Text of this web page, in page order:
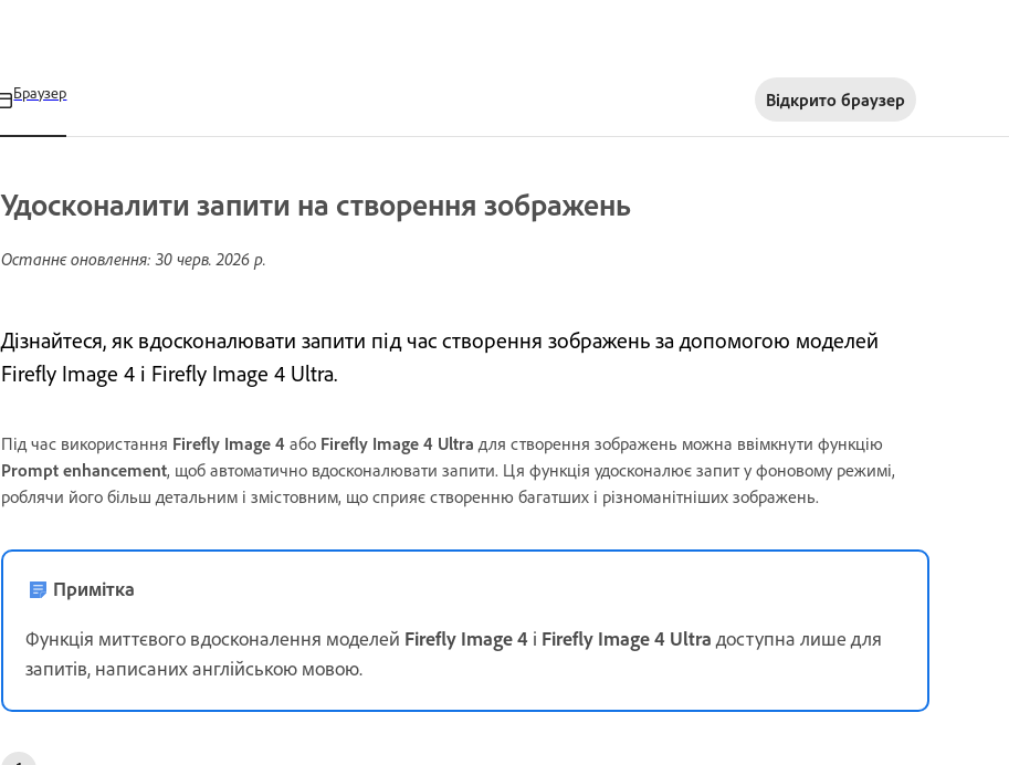
Браузер Відкрито браузер
Удосконалити запити на створення зображень
Останнє оновлення: 30 черв. 2026 р.
Дізнайтеся, як вдосконалювати запити під час створення зображень за допомогою моделей
Firefly Image 4 і Firefly Image 4 Ultra.
Під час використання Firefly Image 4 або Firefly Image 4 Ultra для створення зображень можна ввімкнути функцію
Prompt enhancement, щоб автоматично вдосконалювати запити. Ця функція удосконалює запит у фоновому режимі,
роблячи його більш детальним і змістовним, що сприяє створенню багатших і різноманітніших зображень.
Примітка
Функція миттєвого вдосконалення моделей Firefly Image 4 і Firefly Image 4 Ultra доступна лише для
запитів, написаних англійською мовою.